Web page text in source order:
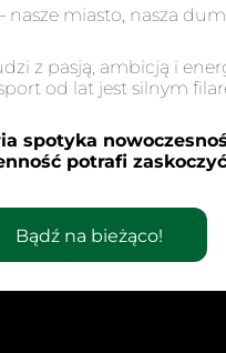
nasze miasto, nasza
z pasją, ambicją i
od lat jest silnym
spotyka
potrafi
Bądź na bieżąco!